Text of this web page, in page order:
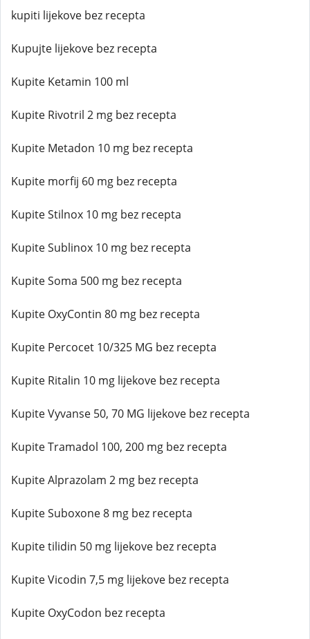
kupiti lijekove bez recepta
Kupujte lijekove bez recepta
Kupite Ketamin 100 ml
Kupite Rivotril 2 mg bez recepta
Kupite Metadon 10 mg bez recepta
Kupite morfij 60 mg bez recepta
Kupite Stilnox 10 mg bez recepta
Kupite Sublinox 10 mg bez recepta
Kupite Soma 500 mg bez recepta
Kupite OxyContin 80 mg bez recepta
Kupite Percocet 10/325 MG bez recepta
Kupite Ritalin 10 mg lijekove bez recepta
Kupite Vyvanse 50, 70 MG lijekove bez recepta
Kupite Tramadol 100, 200 mg bez recepta
Kupite Alprazolam 2 mg bez recepta
Kupite Suboxone 8 mg bez recepta
Kupite tilidin 50 mg lijekove bez recepta
Kupite Vicodin 7,5 mg lijekove bez recepta
Kupite OxyCodon bez recepta